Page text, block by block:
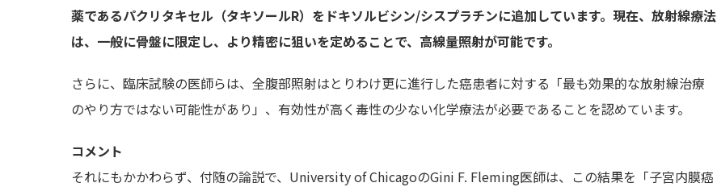
薬であるパクリタキセル（タキソールR）をドキソルビシン/シスプラチンに追加しています。現在、放射線療法
は、一般に骨盤に限定し、より精密に狙いを定めることで、高線量照射が可能です。
さらに、臨床試験の医師らは、全腹部照射はとりわけ更に進行した癌患者に対する「最も効果的な放射線治療
のやり方ではない可能性があり」、有効性が高く毒性の少ない化学療法が必要であることを認めています。
コメント
それにもかかわらず、付随の論説で、University of ChicagoのGini F. Fleming医師は、この結果を「子宮内膜癌